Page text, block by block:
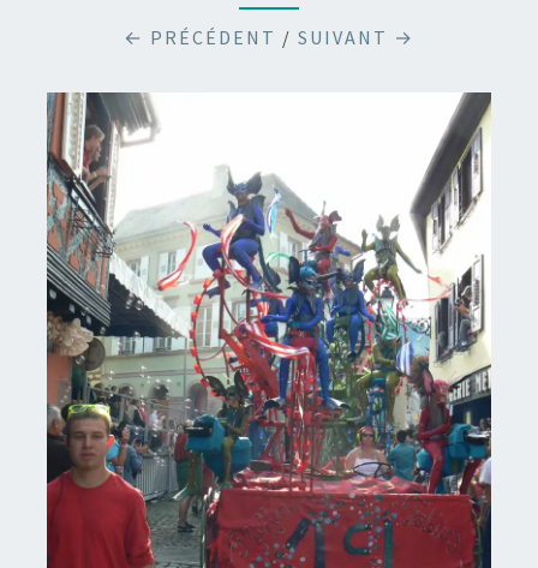
← PRÉCÉDENT / SUIVANT →